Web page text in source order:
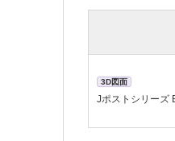
3D図面
Jポストシリーズ